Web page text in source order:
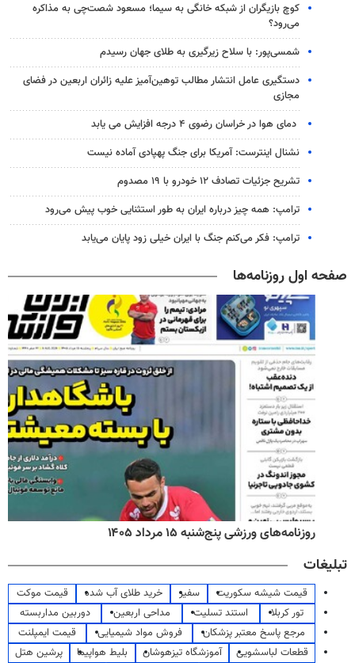
کوچ بازیگران از شبکه خانگی به سیما؛ مسعود شصت‌چی به مذاکره
می‌رود؟
شمسی‌پور: با سلاح زیرگیری به طلای جهان رسیدم
دستگیری عامل انتشار مطالب توهین‌آمیز علیه زائران اربعین در فضای
مجازی
دمای هوا در خراسان رضوی ۴ درجه افزایش می یابد
نشنال اینترست: آمریکا برای جنگ پهپادی آماده نیست
تشریح جزئیات تصادف ۱۲ خودرو با ۱۹ مصدوم
ترامپ: همه چیز درباره ایران به طور استثنایی خوب پیش می‌رود
ترامپ: فکر می‌کنم جنگ با ایران خیلی زود پایان می‌یابد
صفحه اول روزنامه‌ها
روزنامه‌های ورزشی پنج‌شنبه ۱۵ مرداد ۱۴۰۵
تبلیغات
قیمت شیشه سکوریت سفیر خرید طلای آب شده
قیمت موکت
تور کربلا
استند تسلیت مداحی اربعین
دوربین مداربسته
مرجع پاسخ معتبر پزشکان
فروش مواد شیمیایی
قیمت ایمپلنت
قطعات لباسشویی
آموزشگاه تیزهوشان بلیط هواپیما
پرشین هتل